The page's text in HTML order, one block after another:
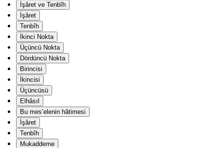
İşâret ve Tenbîh
İşâret
Tenbîh
İkinci Nokta
Üçüncü Nokta
Dördüncü Nokta
Birincisi
İkincisi
Üçüncüsü
Elhâsıl
Bu mes’elenin hâtimesi
İşâret
Tenbîh
Mukaddeme